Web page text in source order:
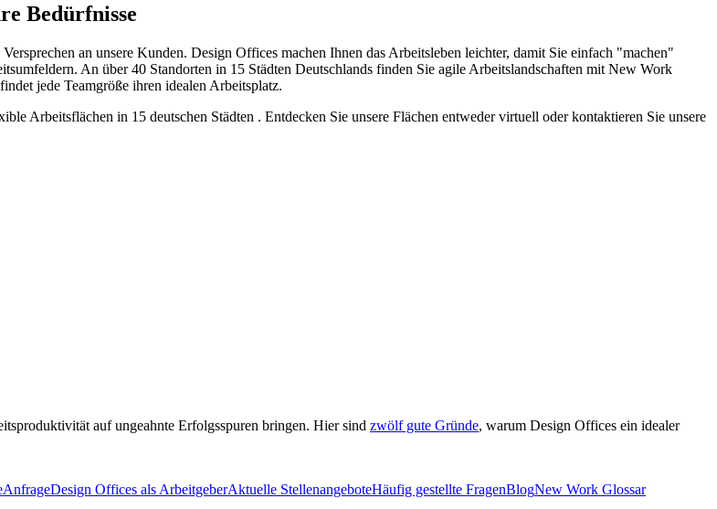
Bedürfnisse
an unsere Kunden. Design Offices machen Ihnen das Arbeitsleben leichter, damit Sie einfach "machen"
An über 40 Standorten in 15 Städten Deutschlands finden Sie agile Arbeitslandschaften mit New Work
jede Teamgröße ihren idealen Arbeitsplatz.
Arbeitsflächen in 15 deutschen Städten . Entdecken Sie unsere Flächen entweder virtuell oder kontaktieren Sie unsere
auf ungeahnte Erfolgsspuren bringen. Hier sind zwölf gute Gründe, warum Design Offices ein idealer
AnfrageDesign Offices als ArbeitgeberAktuelle StellenangeboteHäufig gestellte FragenBlogNew Work Glossar